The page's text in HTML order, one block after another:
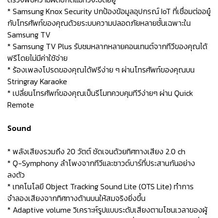
* Samsung Knox Security ปกป้องข้อมูลอุปกรณ์ IoT ที่เชื่อมต่ออยู๋
กับโทรศัพท์ของคุณด้วยระบบความปลอดภัยหลายชั้นเฉพาะใน
Samsung TV
* Samsung TV Plus รับชมหลากหลายคอนเทนต์จากทีวีของคุณได้
ฟรีโดยไม่มีค่าใช้จ่าย
* ร้องเพลงโปรดของคุณได้ฟรีง่าย ๆ ผ่านโทรศัพท์ของคุณบน
Stringray Karaoke
* เปลี่ยนโทรศัพท์ของคุณเป็นรีโมทควบคุมทีวีง่ายๆ ผ่าน Quick
Remote
Sound
* พลังเสียงรวมถึง 20 วัตต์ ชัดเจนด้วยทิศทางเสียง 2.0 ch
* Q-Symphony ลำโพงจากทีวีและซาวด์บาร์ที่ประสานกันอย่าง
ลงตัว
* เทคโนโลยี Object Tracking Sound Lite (OTS Lite) ทำการ
จำลองเสียงจากทิศทางด้านบนให้สมจริงยิ่งขึ้น
* Adaptive volume วิเคราะห์รูปแบบระดับเสียงตามโซนเวลาของผู้